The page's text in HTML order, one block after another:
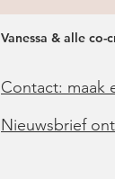
Vanessa & alle co-
​​Contact​: maak
Nieuwsbrief